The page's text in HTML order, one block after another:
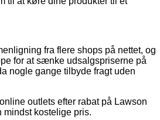
fra flere shops på nettet, og
for at sænke udsalgspriserne på
nogle gange tilbyde fragt uden
outlets efter rabat på Lawson
mindst kostelige pris.